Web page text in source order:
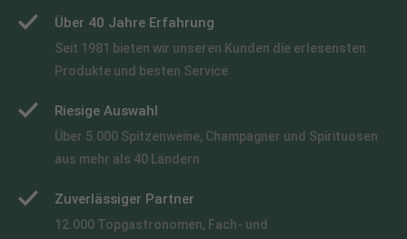
Über 40 Jahre Erfahrung
Seit 1981 bieten wir unseren Kunden die erlesensten
Produkte und besten Service
Riesige Auswahl
Über 5.000 Spitzenweine, Champagner und Spirituosen
aus mehr als 40 Ländern
Zuverlässiger Partner
12.000 Topgastronomen, Fach- und